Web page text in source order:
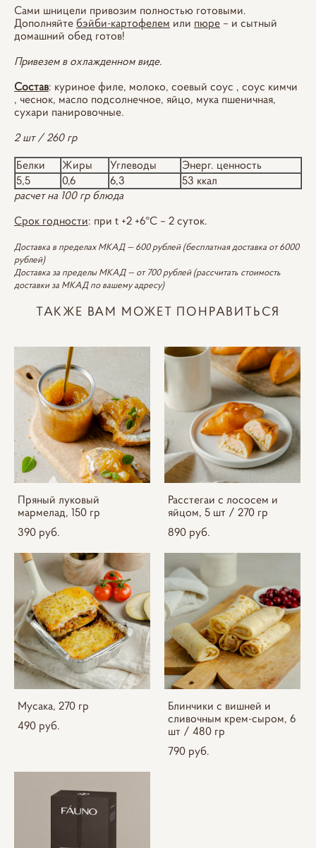
Сами шницели привозим полностью готовыми.
Дополняйте бэйби-картофелем или пюре – и сытный
домашний обед готов!
Привезем в охлажденном виде.
Состав: куриное филе, молоко, соевый соус , соус кимчи
, чеснок, масло подсолнечное, яйцо, мука пшеничная,
сухари панировочные.
2 шт / 260 гр
Белки Жиры Углеводы
Энерг. ценность
5,5
0,6 6,3
53 ккал
расчет на 100 гр блюда
Срок годности: при t +2 +6°С – 2 суток.
Доставка в пределах МКАД — 600 рублей (бесплатная доставка от 6000
рублей)
Доставка за пределы МКАД — от 700 рублей (рассчитать стоимость
доставки за МКАД по вашему адресу)
ТАКЖЕ ВАМ МОЖЕТ ПОНРАВИТЬСЯ
Пряный луковый
мармелад, 150 гр
390 pуб.
Расстегаи с лососем и
яйцом, 5 шт / 270 гр
890 pуб.
Мусака, 270 гр
490 pуб.
Блинчики с вишней и
сливочным крем-сыром, 6
шт / 480 гр
790 pуб.